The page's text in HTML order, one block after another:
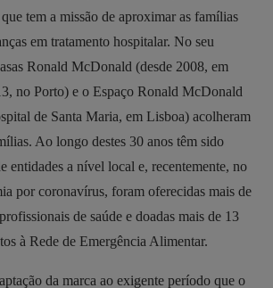
tem a missão de aproximar as famílias
em tratamento hospitalar. No seu
Ronald McDonald (desde 2008, em
no Porto) e o Espaço Ronald McDonald
de Santa Maria, em Lisboa) acolheram
Ao longo destes 30 anos têm sido
entidades a nível local e, recentemente, no
por coronavírus, foram oferecidas mais de
de saúde e doadas mais de 13
à Rede de Emergência Alimentar.
da marca ao exigente período que o